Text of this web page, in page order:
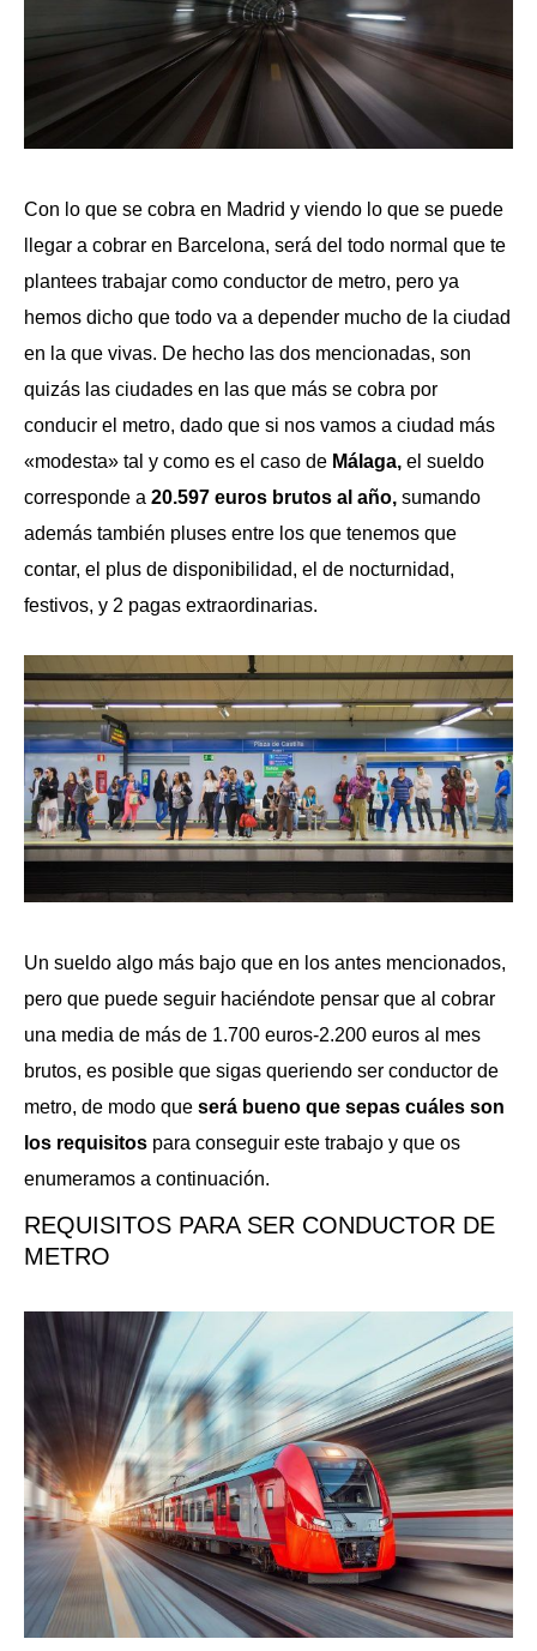
Con lo que se cobra en Madrid y viendo lo que se puede
llegar a cobrar en Barcelona, será del todo normal que te
plantees trabajar como conductor de metro, pero ya
hemos dicho que todo va a depender mucho de la ciudad
en la que vivas. De hecho las dos mencionadas, son
quizás las ciudades en las que más se cobra por
conducir el metro, dado que si nos vamos a ciudad más
«modesta» tal y como es el caso de Málaga, el sueldo
corresponde a 20.597 euros brutos al año, sumando
además también pluses entre los que tenemos que
contar, el plus de disponibilidad, el de nocturnidad,
festivos, y 2 pagas extraordinarias.
Un sueldo algo más bajo que en los antes mencionados,
pero que puede seguir haciéndote pensar que al cobrar
una media de más de 1.700 euros-2.200 euros al mes
brutos, es posible que sigas queriendo ser conductor de
metro, de modo que será bueno que sepas cuáles son
los requisitos para conseguir este trabajo y que os
enumeramos a continuación.
REQUISITOS PARA SER CONDUCTOR DE
METRO